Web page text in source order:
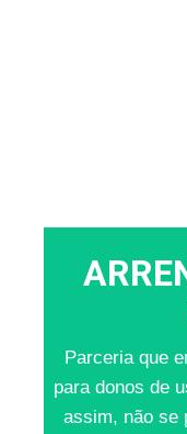
Parceria que
para donos de
assim, não se